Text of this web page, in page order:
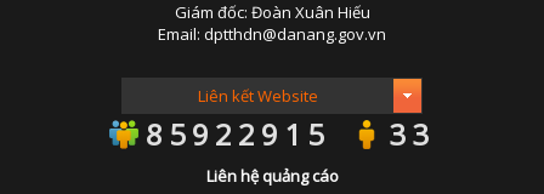
Giám đốc: Đoàn Xuân Hiếu
Email: dptthdn@danang.gov.vn
85922915 33
Liên hệ quảng cáo